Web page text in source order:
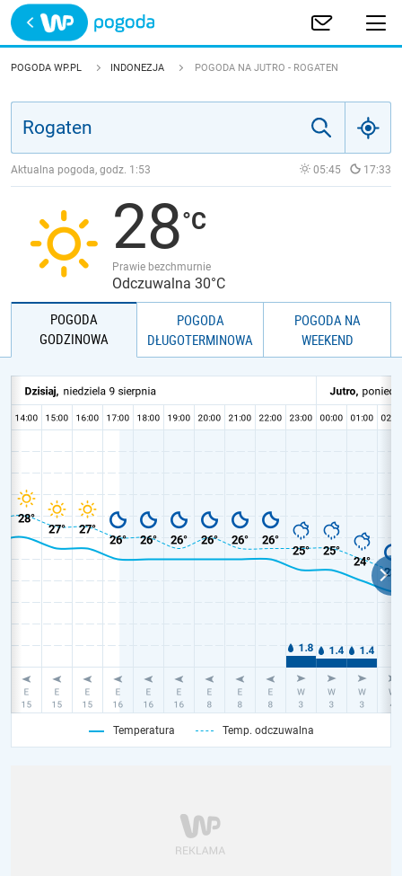
Trwa ładowanie
POLSKA
JAKOŚĆ POWIETRZA
POGODA WP.PL INDONEZJA POGODA NA JUTRO - ROGATEN
Aktualna pogoda, godz. 1:53 05:45 17:33
28
Prawie bezchmurnie
Odczuwalna 30°C
POGODA
GODZINOWA
POGODA
DŁUGOTERMINOWA
POGODA NA
WEEKEND
Temperatura Temp. odczuwalna